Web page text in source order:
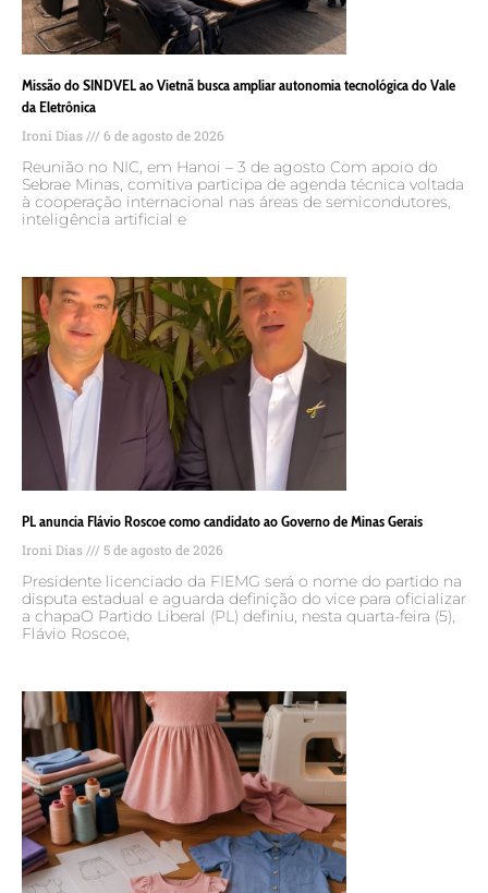
Missão do SINDVEL ao Vietnã busca ampliar autonomia tecnológica do Vale
da Eletrônica
Ironi Dias 6 de agosto de 2026
Reunião no NIC, em Hanoi – 3 de agosto Com apoio do
Sebrae Minas, comitiva participa de agenda técnica voltada
à cooperação internacional nas áreas de semicondutores,
inteligência artificial e
PL anuncia Flávio Roscoe como candidato ao Governo de Minas Gerais
Ironi Dias 5 de agosto de 2026
Presidente licenciado da FIEMG será o nome do partido na
disputa estadual e aguarda definição do vice para oficializar
a chapaO Partido Liberal (PL) definiu, nesta quarta-feira (5),
Flávio Roscoe,